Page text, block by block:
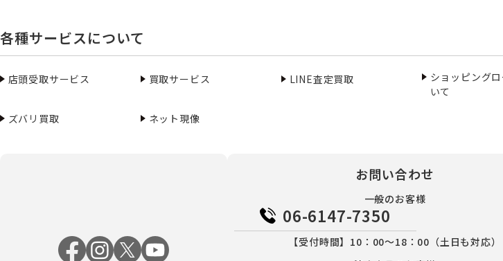
各種サービスについて
店頭受取サービス 買取サービス LINE査定買取
ショッピング
いて
ズバリ買取 ネット現像
お問い合わせ
一般のお客様
06-6147-7350
【受付時間】10：00～18：00（土日も対応）